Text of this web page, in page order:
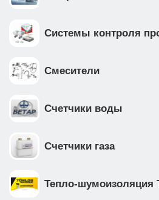
Системы контроля
Смесители
Счетчики воды
Счетчики газа
Тепло-шумоизоляция